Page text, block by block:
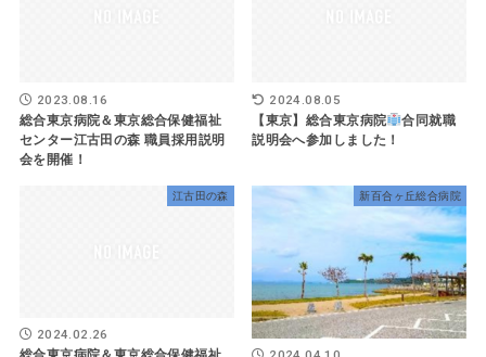
2023.08.16
総合東京病院＆東京総合保健福祉
センター江古田の森 職員採用説明
会を開催！
2024.08.05
【東京】総合東京病院
合同就職
説明会へ参加しました！
江古田の森
2024.02.26
新百合ヶ丘総合病院